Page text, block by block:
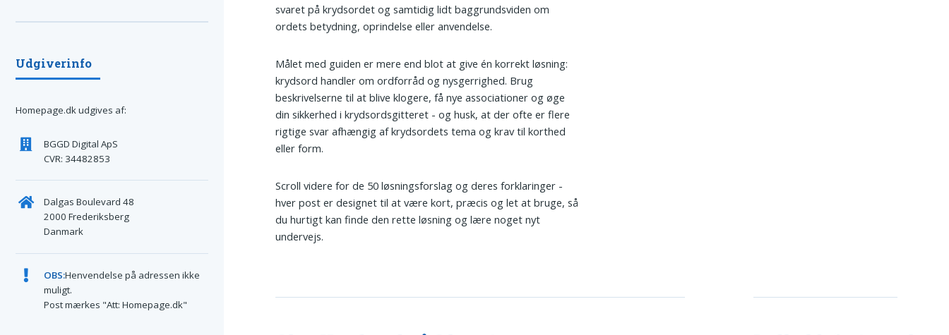
svaret på krydsordet og samtidig lidt baggrundsviden om
ordets betydning, oprindelse eller anvendelse.
Målet med guiden er mere end blot at give én korrekt løsning:
krydsord handler om ordforråd og nysgerrighed. Brug
beskrivelserne til at blive klogere, få nye associationer og øge
din sikkerhed i krydsordsgitteret - og husk, at der ofte er flere
rigtige svar afhængig af krydsordets tema og krav til korthed
eller form.
Scroll videre for de 50 løsningsforslag og deres forklaringer -
hver post er designet til at være kort, præcis og let at bruge, så
du hurtigt kan finde den rette løsning og lære noget nyt
undervejs.
Udgiverinfo
Homepage.dk udgives af:
BGGD Digital ApS
CVR: 34482853
Dalgas Boulevard 48
2000 Frederiksberg
Danmark
OBS:Henvendelse på adressen ikke
muligt.
Post mærkes "Att: Homepage.dk"